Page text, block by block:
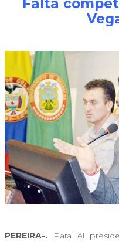
Falta
PEREIRA-. Para el